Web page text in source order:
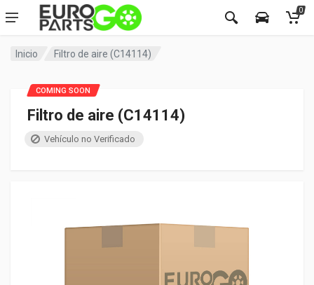
0
Inicio Filtro de aire (C14114)
Filtro de aire (C14114)
Vehículo no Verificado
COMING SOON